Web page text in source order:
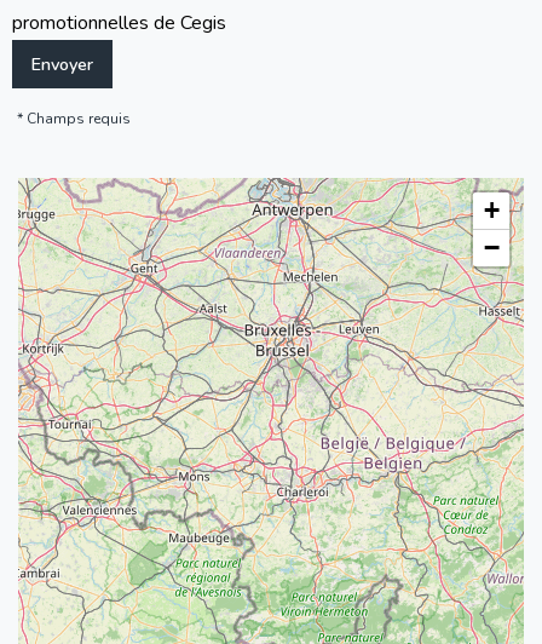
Champs requis
promotionnelles de Cegis
+
−